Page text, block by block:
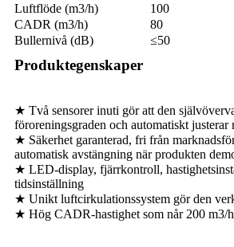
Luftflöde (m3/h)
100
CADR (m3/h)
80
Bullernivå (dB)
≤50
Produktegenskaper
★ Två sensorer inuti gör att den
föroreningsgraden och automatiskt justerar
★ Säkerhet garanterad, fri från
automatisk avstängning när produkten
★ LED-display, fjärrkontroll,
tidsinställning
★ Unikt luftcirkulationssystem gör den
★ Hög CADR-hastighet som når 200 m3/h